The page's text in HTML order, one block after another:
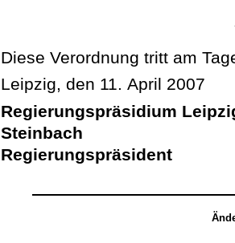
Diese Verordnung tritt am
Leipzig, den 11. April 2007
Regierungspräsidium
Steinbach
Regierungspräsident